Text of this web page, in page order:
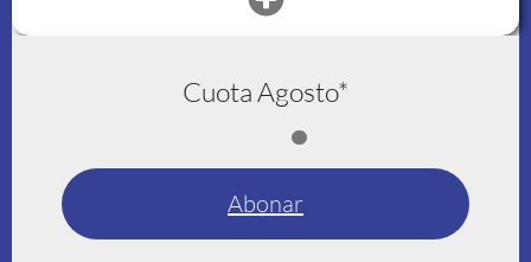
Cuota Agosto*
Abonar